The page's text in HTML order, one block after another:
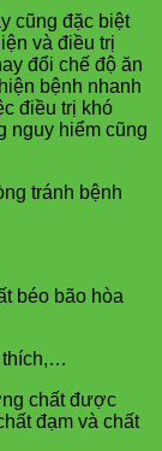
cũng đặc biệt
và điều trị
đổi chế độ ăn
bệnh nhanh
điều trị khó
nguy hiểm cũng
tránh bệnh
béo bão hòa
thích,…
chất được
đạm và chất